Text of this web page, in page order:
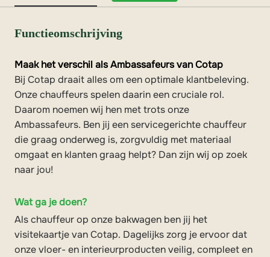
Functieomschrijving
Maak het verschil als Ambassafeurs van Cotap
Bij Cotap draait alles om een optimale klantbeleving.
Onze chauffeurs spelen daarin een cruciale rol.
Daarom noemen wij hen met trots onze
Ambassafeurs. Ben jij een servicegerichte chauffeur
die graag onderweg is, zorgvuldig met materiaal
omgaat en klanten graag helpt? Dan zijn wij op zoek
naar jou!
Wat ga je doen?
Als chauffeur op onze bakwagen ben jij het
visitekaartje van Cotap. Dagelijks zorg je ervoor dat
onze vloer- en interieurproducten veilig, compleet en